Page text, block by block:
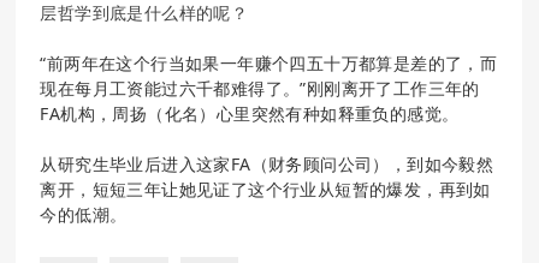
层哲学到底是什么样的呢？
“前两年在这个行当如果一年赚个四五十万都算是差的了，而
现在每月工资能过六千都难得了。”刚刚离开了工作三年的
FA机构，周扬（化名）心里突然有种如释重负的感觉。
从研究生毕业后进入这家FA（财务顾问公司），到如今毅然
离开，短短三年让她见证了这个行业从短暂的爆发，再到如
今的低潮。